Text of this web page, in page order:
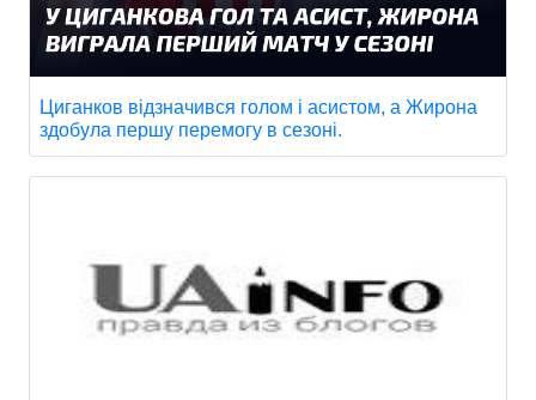
Циганков відзначився голом і асистом, а Жирона
здобула першу перемогу в сезоні.